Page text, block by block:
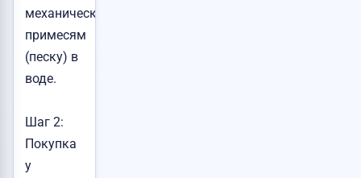
механическим
примесям
(песку) в
воде.
Шаг 2:
Покупка
у